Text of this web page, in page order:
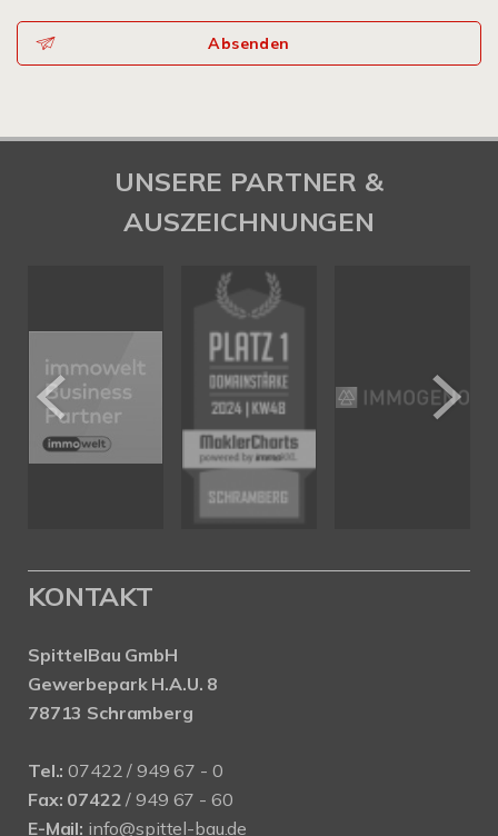
Absenden
UNSERE PARTNER &
AUSZEICHNUNGEN
KONTAKT
SpittelBau GmbH
Gewerbepark H.A.U. 8
78713 Schramberg
Tel.: 07422 / 949 67 - 0
Fax: 07422 / 949 67 - 60
E-Mail: info@spittel-bau.de